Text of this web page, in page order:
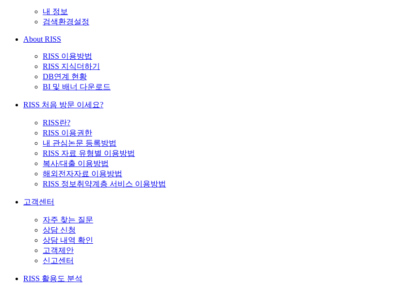
내 정보
검색환경설정
About RISS
RISS 이용방법
RISS 지식더하기
DB연계 현황
BI 및 배너 다운로드
RISS 처음 방문 이세요?
RISS란?
RISS 이용권한
내 관심논문 등록방법
RISS 자료 유형별 이용방법
복사/대출 이용방법
해외전자자료 이용방법
RISS 정보취약계층 서비스 이용방법
고객센터
자주 찾는 질문
상담 신청
상담 내역 확인
고객제안
신고센터
RISS 활용도 분석